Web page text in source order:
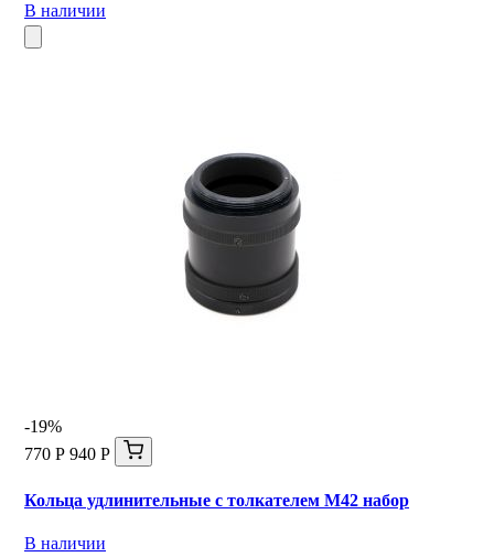
В наличии
-19%
770 Р 940 Р
Кольца удлинительные с толкателем М42 набор
В наличии